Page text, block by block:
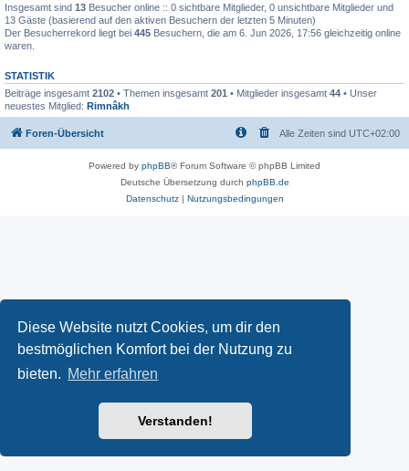
Diese Website nutzt Cookies, um dir den
bestmöglichen Komfort bei der Nutzung zu
bieten. Mehr erfahren
Verstanden!
Insgesamt sind 13 Besucher online :: 0 sichtbare Mitglieder, 0 unsichtbare Mitglieder und
13 Gäste (basierend auf den aktiven Besuchern der letzten 5 Minuten)
Der Besucherrekord liegt bei 445 Besuchern, die am 6. Jun 2026, 17:56 gleichzeitig online
waren.
STATISTIK
Beiträge insgesamt 2102 • Themen insgesamt 201 • Mitglieder insgesamt 44 • Unser
neuestes Mitglied: Rimnâkh
Foren-Übersicht Alle Zeiten sind UTC+02:00
Powered by phpBB® Forum Software © phpBB Limited
Deutsche Übersetzung durch phpBB.de
Datenschutz| Nutzungsbedingungen